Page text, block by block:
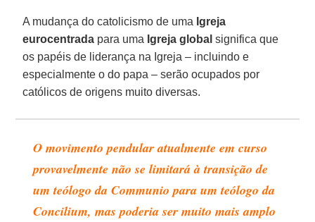
A mudança do catolicismo de uma Igreja
eurocentrada para uma Igreja global significa que
os papéis de liderança na Igreja – incluindo e
especialmente o do papa – serão ocupados por
católicos de origens muito diversas.
O movimento pendular atualmente em curso
provavelmente não se limitará à transição de
um teólogo da Communio para um teólogo da
Concilium, mas poderia ser muito mais amplo